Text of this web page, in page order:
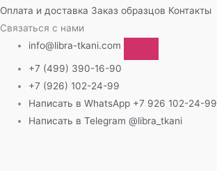
Оплата и доставка Заказ образцов Контакты
Связаться с нами
info@libra-tkani.com
+7 (499) 390-16-90
+7 (926) 102-24-99
Написать в WhatsApp +7 926 102-24-99
Написать в Telegram @libra_tkani